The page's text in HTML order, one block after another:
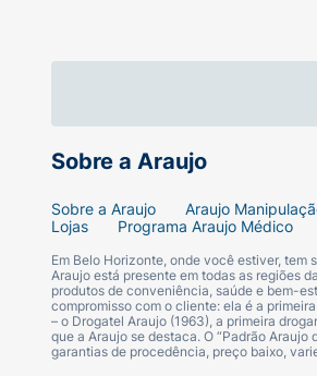
Sobre a Araujo
Sobre a Araujo Araujo
Lojas
Programa Araujo Médico
Em Belo Horizonte, onde você estiver,
Araujo está presente em todas as regiões
produtos de conveniência, saúde e bem-
compromisso com o cliente: ela é a
– o Drogatel Araujo (1963), a primeira
que a Araujo se destaca. O “Padrão
garantias de procedência, preço baixo,